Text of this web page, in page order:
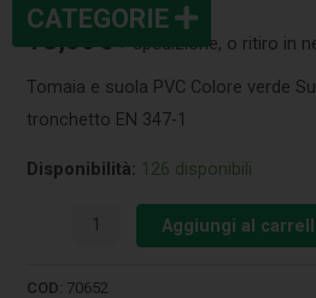
13,00€ + spedizione, o ritiro in
Tomaia e suola PVC Colore verde
tronchetto EN 347-1
Disponibilità: 126 disponibili
Aggiungi al
COD: 70652